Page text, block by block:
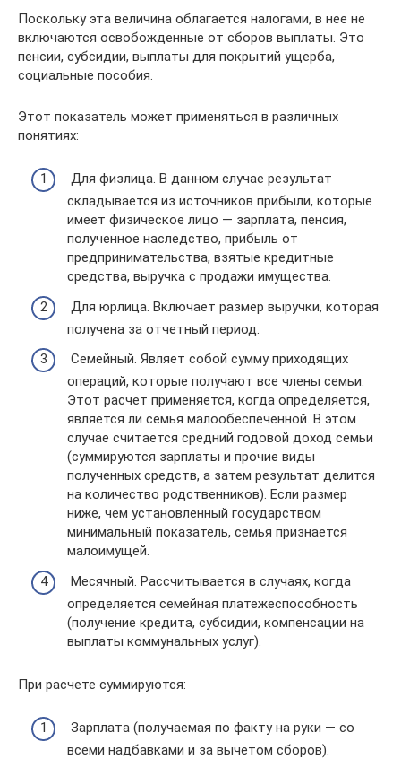
Поскольку эта величина облагается налогами, в нее не
включаются освобожденные от сборов выплаты. Это
пенсии, субсидии, выплаты для покрытий ущерба,
социальные пособия.
Этот показатель может применяться в различных
понятиях:
Для физлица. В данном случае результат
складывается из источников прибыли, которые
имеет физическое лицо — зарплата, пенсия,
полученное наследство, прибыль от
предпринимательства, взятые кредитные
средства, выручка с продажи имущества.
Для юрлица. Включает размер выручки, которая
получена за отчетный период.
Семейный. Являет собой сумму приходящих
операций, которые получают все члены семьи.
Этот расчет применяется, когда определяется,
является ли семья малообеспеченной. В этом
случае считается средний годовой доход семьи
(суммируются зарплаты и прочие виды
полученных средств, а затем результат делится
на количество родственников). Если размер
ниже, чем установленный государством
минимальный показатель, семья признается
малоимущей.
Месячный. Рассчитывается в случаях, когда
определяется семейная платежеспособность
(получение кредита, субсидии, компенсации на
выплаты коммунальных услуг).
При расчете суммируются:
Зарплата (получаемая по факту на руки — со
всеми надбавками и за вычетом сборов).